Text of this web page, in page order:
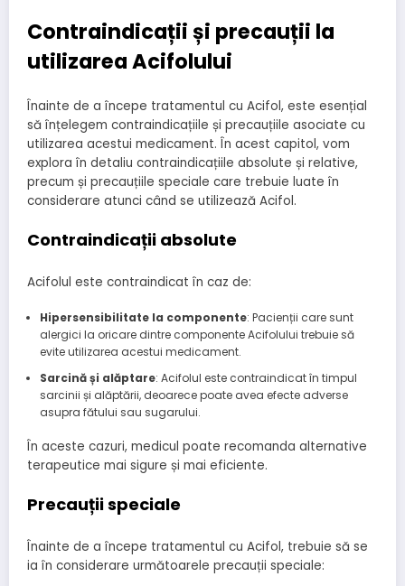
Contraindicații și precauții la
utilizarea Acifolului
Înainte de a începe tratamentul cu Acifol, este esențial
să înțelegem contraindicațiile și precauțiile asociate cu
utilizarea acestui medicament. În acest capitol, vom
explora în detaliu contraindicațiile absolute și relative,
precum și precauțiile speciale care trebuie luate în
considerare atunci când se utilizează Acifol.
Contraindicații absolute
Acifolul este contraindicat în caz de:
Hipersensibilitate la componente: Pacienții care sunt
alergici la oricare dintre componente Acifolului trebuie să
evite utilizarea acestui medicament.
Sarcină și alăptare: Acifolul este contraindicat în timpul
sarcinii și alăptării, deoarece poate avea efecte adverse
asupra fătului sau sugarului.
În aceste cazuri, medicul poate recomanda alternative
terapeutice mai sigure și mai eficiente.
Precauții speciale
Înainte de a începe tratamentul cu Acifol, trebuie să se
ia în considerare următoarele precauții speciale: